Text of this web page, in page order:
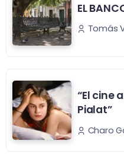
EL
Tomás
“El cine
Pialat”
Charo